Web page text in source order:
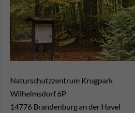
Naturschutzzentrum Krugpark
Wilhelmsdorf 6P
14776 Brandenburg an der Havel